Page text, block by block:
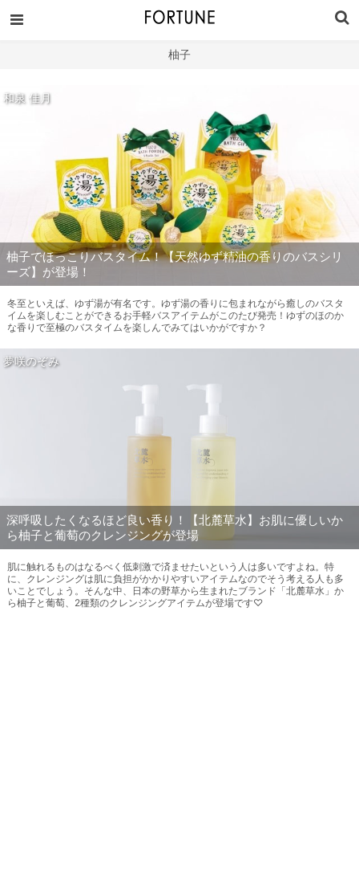
柚子
和泉 佳月
柚子でほっこりバスタイム！【天然ゆず精油の香りのバスシリ
ーズ】が登場！
冬至といえば、ゆず湯が有名です。ゆず湯の香りに包まれながら癒しのバスタ
イムを楽しむことができるお手軽バスアイテムがこのたび発売！ゆずのほのか
な香りで至極のバスタイムを楽しんでみてはいかがですか？
夢咲のぞみ
深呼吸したくなるほど良い香り！【北麓草水】お肌に優しいか
ら柚子と葡萄のクレンジングが登場
肌に触れるものはなるべく低刺激で済ませたいという人は多いですよね。特
に、クレンジングは肌に負担がかかりやすいアイテムなのでそう考える人も多
いことでしょう。そんな中、日本の野草から生まれたブランド「北麓草水」か
ら柚子と葡萄、2種類のクレンジングアイテムが登場です♡